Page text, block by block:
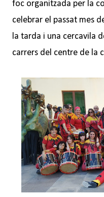
foc organitzada per la
celebrar el passat mes
la tarda i una cercavila
carrers del centre de la